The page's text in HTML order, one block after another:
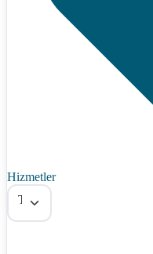
Hizmetler
Tümü